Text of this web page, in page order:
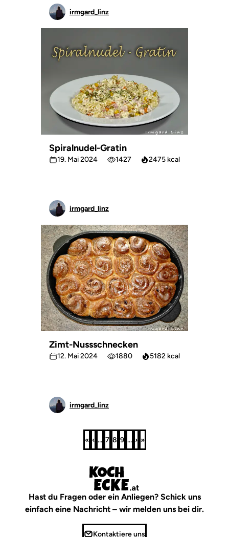
irmgard_linz
Spiralnudel-Gratin
19. Mai 2024 1427 2475 kcal
irmgard_linz
Zimt-Nussschnecken
12. Mai 2024 1880 5182 kcal
irmgard_linz
Erste
«
Vorherige
‹ …
Seite
7
Seite
8
Seite
9 … › »
Hast du Fragen oder ein Anliegen? Schick uns
einfach eine Nachricht – wir melden uns bei dir.
Kontaktiere uns